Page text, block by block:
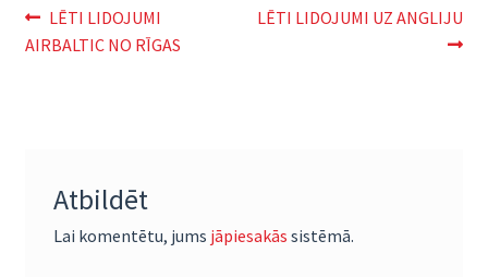
Ziņu
izvēlne
Previous
post:
LĒTI LIDOJUMI
AIRBALTIC NO RĪGAS
Next
LĒTI LIDOJUMI UZ ANGLIJU
Atbildēt
Lai komentētu, jums jāpiesakās sistēmā.